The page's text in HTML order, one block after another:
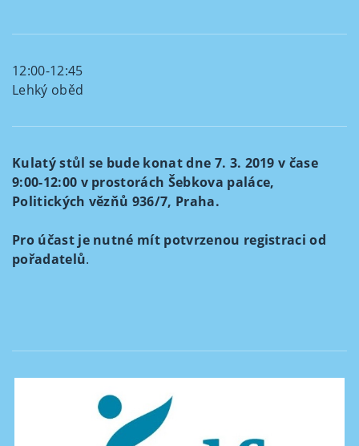
12:00-12:45
Lehký oběd
Kulatý stůl se bude konat dne 7. 3. 2019 v čase
9:00-12:00 v prostorách Šebkova paláce,
Politických vězňů 936/7, Praha.
Pro účast je nutné mít potvrzenou registraci od
pořadatelů.